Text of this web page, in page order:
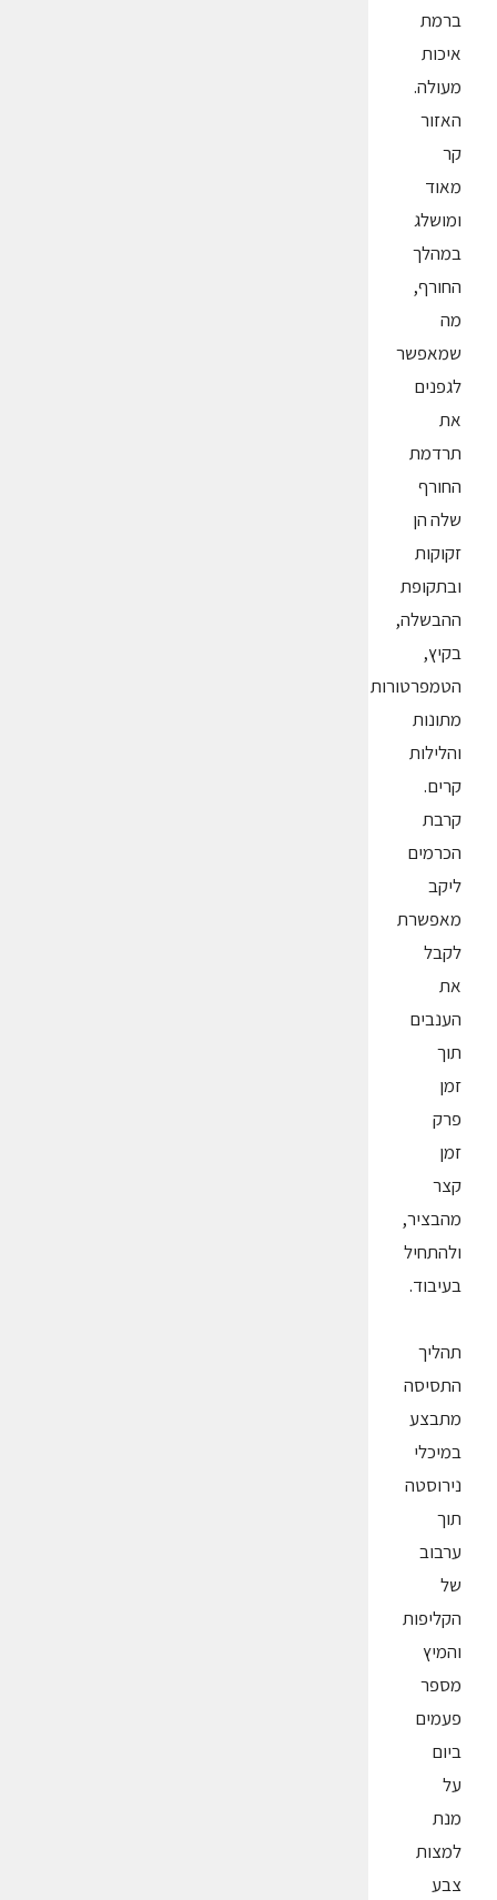
ברמת
איכות
מעולה.
האזור
קר
מאוד
ומושלג
במהלך
החורף,
מה
שמאפשר
לגפנים
את
תרדמת
החורף
שלה הן
זקוקות
ובתקופת
ההבשלה,
בקיץ,
הטמפרטורות
מתונות
והלילות
קרים.
קרבת
הכרמים
ליקב
מאפשרת
לקבל
את
הענבים
תוך
זמן
פרק
זמן
קצר
מהבציר,
ולהתחיל
בעיבוד.
תהליך
התסיסה
מתבצע
במיכלי
נירוסטה
תוך
ערבוב
של
הקליפות
והמיץ
מספר
פעמים
ביום
על
מנת
למצות
צבע